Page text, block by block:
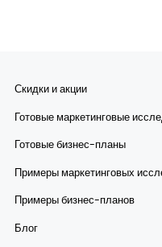
Скидки и акции
Готовые маркетинговые
Готовые бизнес-планы
Примеры маркетинговых
Примеры бизнес-планов
Блог